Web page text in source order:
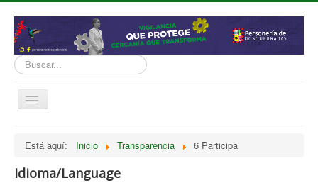
Buscar...
Cambiar
Está aquí: Inicio Transparencia 6 Participa
Idioma/Language